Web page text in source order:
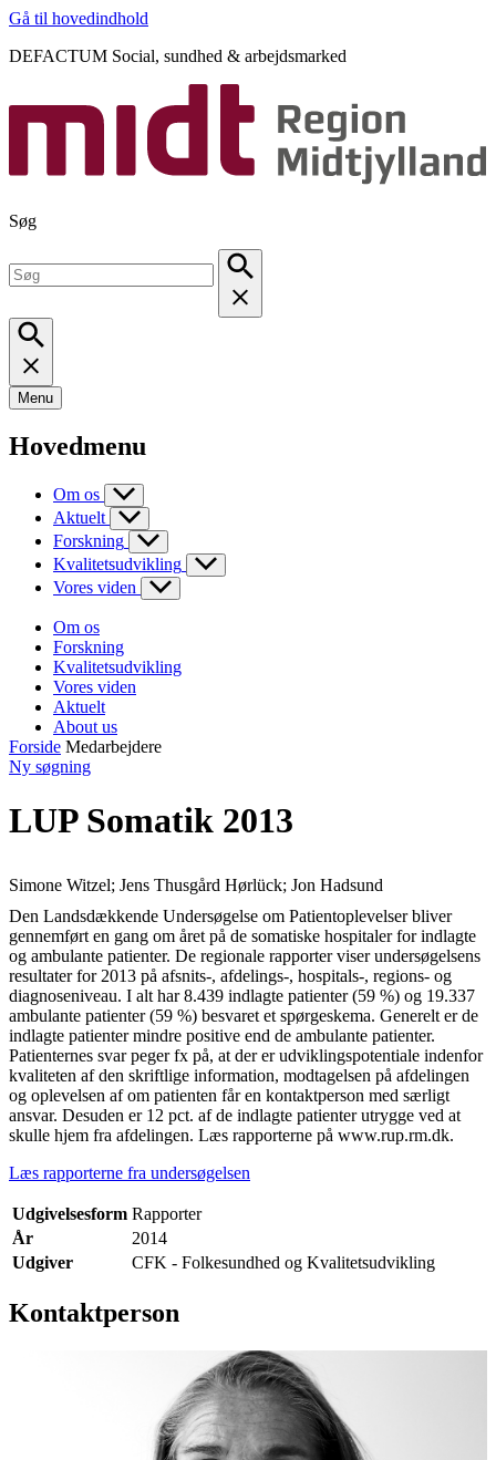
Gå til hovedindhold
DEFACTUM Social, sundhed & arbejdsmarked
Søg
Menu
Hovedmenu
Om os
Aktuelt
Forskning
Kvalitetsudvikling
Vores viden
Om os
Forskning
Kvalitetsudvikling
Vores viden
Aktuelt
About us
Forside Medarbejdere
Ny søgning
LUP Somatik 2013
Simone Witzel; Jens Thusgård Hørlück; Jon Hadsund
Den Landsdækkende Undersøgelse om Patientoplevelser bliver
gennemført en gang om året på de somatiske hospitaler for indlagte
og ambulante patienter. De regionale rapporter viser undersøgelsens
resultater for 2013 på afsnits-, afdelings-, hospitals-, regions- og
diagnoseniveau. I alt har 8.439 indlagte patienter (59 %) og 19.337
ambulante patienter (59 %) besvaret et spørgeskema. Generelt er de
indlagte patienter mindre positive end de ambulante patienter.
Patienternes svar peger fx på, at der er udviklingspotentiale indenfor
kvaliteten af den skriftlige information, modtagelsen på afdelingen
og oplevelsen af om patienten får en kontaktperson med særligt
ansvar. Desuden er 12 pct. af de indlagte patienter utrygge ved at
skulle hjem fra afdelingen. Læs rapporterne på www.rup.rm.dk.
Læs rapporterne fra undersøgelsen
Udgivelsesform Rapporter
År
2014
Udgiver
CFK - Folkesundhed og Kvalitetsudvikling
Kontaktperson